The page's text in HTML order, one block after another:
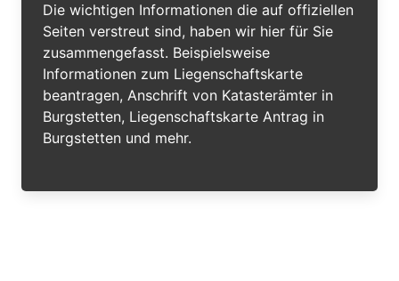
Die wichtigen Informationen die auf offiziellen
Seiten verstreut sind, haben wir hier für Sie
zusammengefasst. Beispielsweise
Informationen zum Liegenschaftskarte
beantragen, Anschrift von Katasterämter in
Burgstetten, Liegenschaftskarte Antrag in
Burgstetten und mehr.